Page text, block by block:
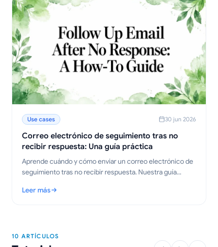
Use cases 30 jun 2026
Correo electrónico de seguimiento tras no
recibir respuesta: Una guía práctica
Aprende cuándo y cómo enviar un correo electrónico de
seguimiento tras no recibir respuesta. Nuestra guía
consejos para obtener respuestas.
Leer más
: Correo electrónico de seguimiento tras no recibir respuesta:
10 ARTÍCULOS